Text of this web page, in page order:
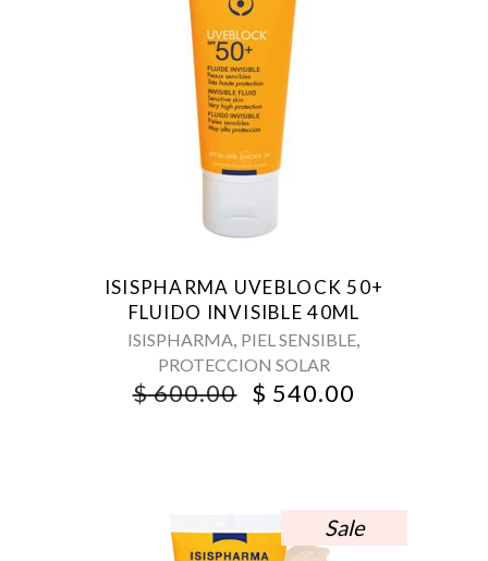
ISISPHARMA UVEBLOCK 50+
FLUIDO INVISIBLE 40ML
ISISPHARMA, PIEL SENSIBLE,
PROTECCION SOLAR
$600.00 ORIGINAL
$ 540.00
Sale